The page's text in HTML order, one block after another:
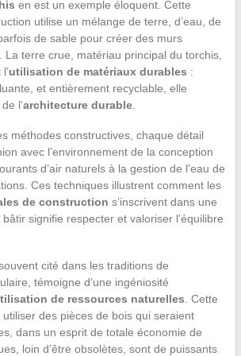
en est un exemple éloquent. Cette
utilise un mélange de terre, d’eau, de
de sable pour créer des murs
La terre crue, matériau principal du torchis,
utilisation de matériaux durables :
et entièrement recyclable, elle
l’architecture durable.
méthodes constructives, chaque détail
avec l’environnement de la conception
d’air naturels à la gestion de l’eau de
Ces techniques illustrent comment les
de construction s’inscrivent dans une
signifie respecter et valoriser l’équilibre
cité dans les traditions de
témoigne d’une ingéniosité
de ressources naturelles . Cette
des pièces de bois qui seraient
dans un esprit de totale économie de
loin d’être obsolètes, sont de puissants